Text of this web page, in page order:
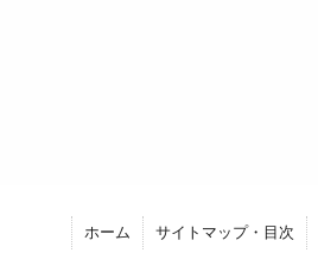
ホーム サイトマップ・目次